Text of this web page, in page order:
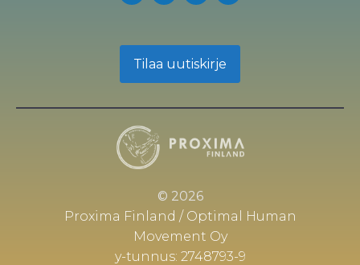
Tilaa uutiskirje
© 2026
Proxima Finland / Optimal Human
Movement Oy
y-tunnus: 2748793-9